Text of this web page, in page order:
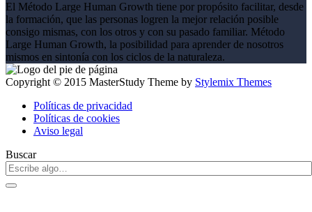
El Método Large Human Growth tiene por propósito facilitar, desde
la formación, que las personas logren la mejor relación posible
consigo mismas, con los otros y con su pasado familiar. Método
Large Human Growth, la posibilidad para aprender de nosotros
mismos en sintonía con los ciclos de la naturaleza.
Copyright © 2015 MasterStudy Theme by Stylemix Themes
Políticas de privacidad
Políticas de cookies
Aviso legal
Buscar